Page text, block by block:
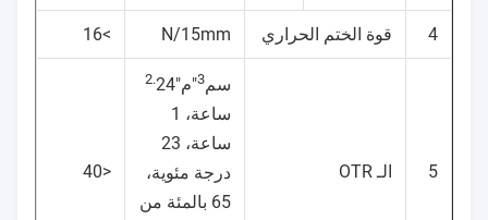
4 قوة الختم الحراري N/15mm
>16
5 الـ OTR
سم3"م" 2.24
ساعة، 1
ساعة، 23
درجة مئوية،
65 بالمئة من
<40